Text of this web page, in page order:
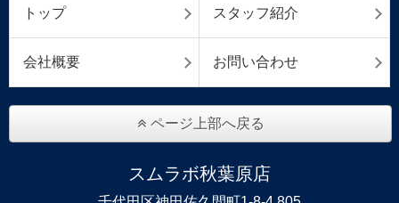
トップ スタッフ紹介
会社概要 お問い合わせ
ページ上部へ戻る
スムラボ秋葉原店